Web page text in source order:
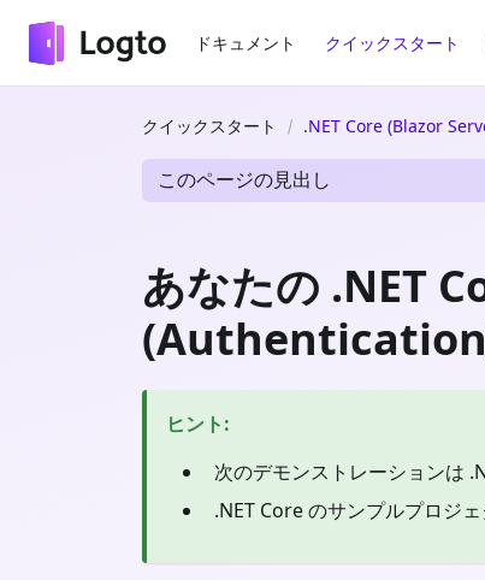
ドキュメント クイックスタート
クイックスタート .NET Core (Blazor
このページの見出し
あなたの .NET
ヒント:
次のデモンストレーションは
.NET Core のサンプルプロジ